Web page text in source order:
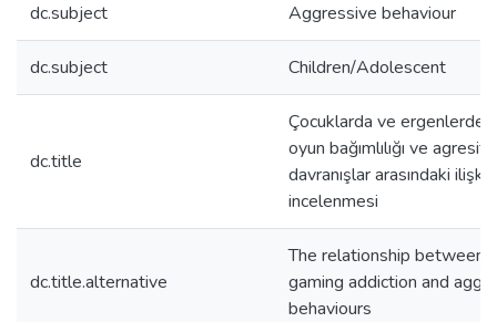
dc.subject Aggressive behaviour
dc.subject Children/Adolescent
dc.title
Çocuklarda ve ergenlerde
oyun bağımlılığı ve agresif
davranışlar arasındaki
incelenmesi
dc.title.alternative
The relationship between
gaming addiction and
behaviours